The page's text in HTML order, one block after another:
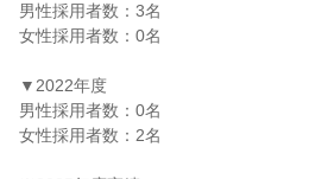
男性採用者数：3名
女性採用者数：0名
▼2022年度
男性採用者数：0名
女性採用者数：2名